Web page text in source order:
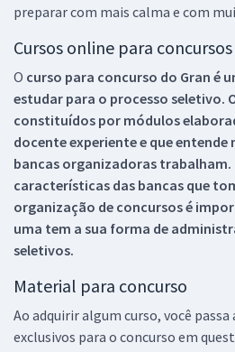
preparar com mais calma e com
Cursos online para concursos
O curso para concurso do Gran é
estudar para o processo seletivo.
constituídos por módulos
docente experiente e que
bancas organizadoras trabalham.
características das bancas que
organização de concursos é
uma tem a sua forma de
seletivos.
Material para concurso
Ao adquirir algum curso, você
exclusivos para o concurso em